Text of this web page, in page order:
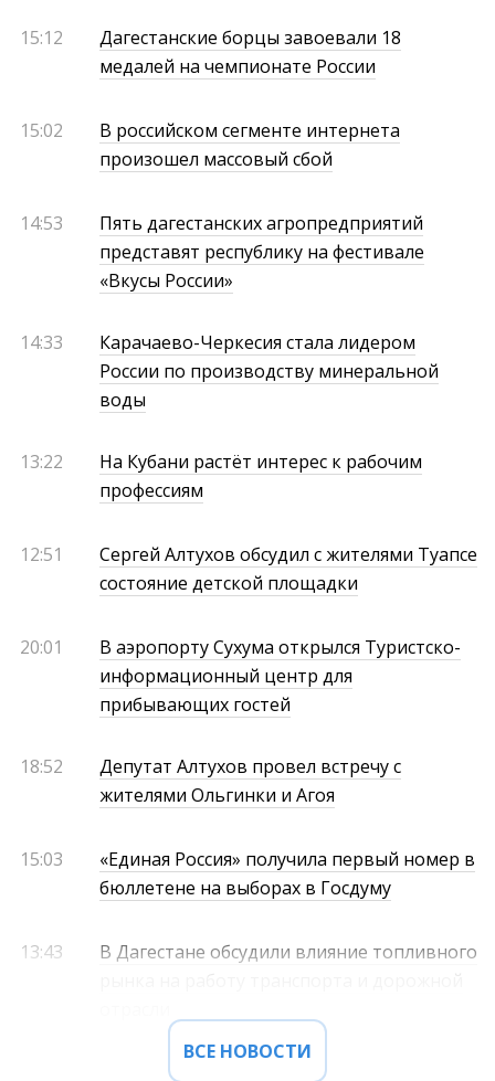
15:12
Дагестанские борцы завоевали 18
медалей на чемпионате России
15:02
В российском сегменте интернета
произошел массовый сбой
14:53
Пять дагестанских агропредприятий
представят республику на фестивале
«Вкусы России»
14:33
Карачаево-Черкесия стала лидером
России по производству минеральной
воды
13:22
На Кубани растёт интерес к рабочим
профессиям
12:51
Сергей Алтухов обсудил с жителями Туапсе
состояние детской площадки
20:01
В аэропорту Сухума открылся Туристско-
информационный центр для
прибывающих гостей
18:52
Депутат Алтухов провел встречу с
жителями Ольгинки и Агоя
15:03
«Единая Россия» получила первый номер в
бюллетене на выборах в Госдуму
13:43
В Дагестане обсудили влияние топливного
ВСЕ НОВОСТИ